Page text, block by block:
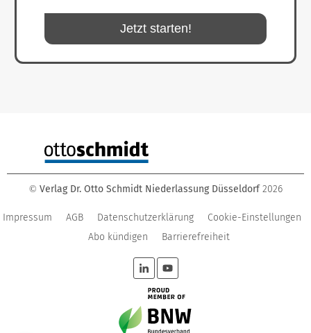
Jetzt starten!
© Verlag Dr. Otto Schmidt Niederlassung Düsseldorf 2026
Impressum AGB Datenschutzerklärung
Cookie-Einstellungen
Abo kündigen
Barrierefreiheit